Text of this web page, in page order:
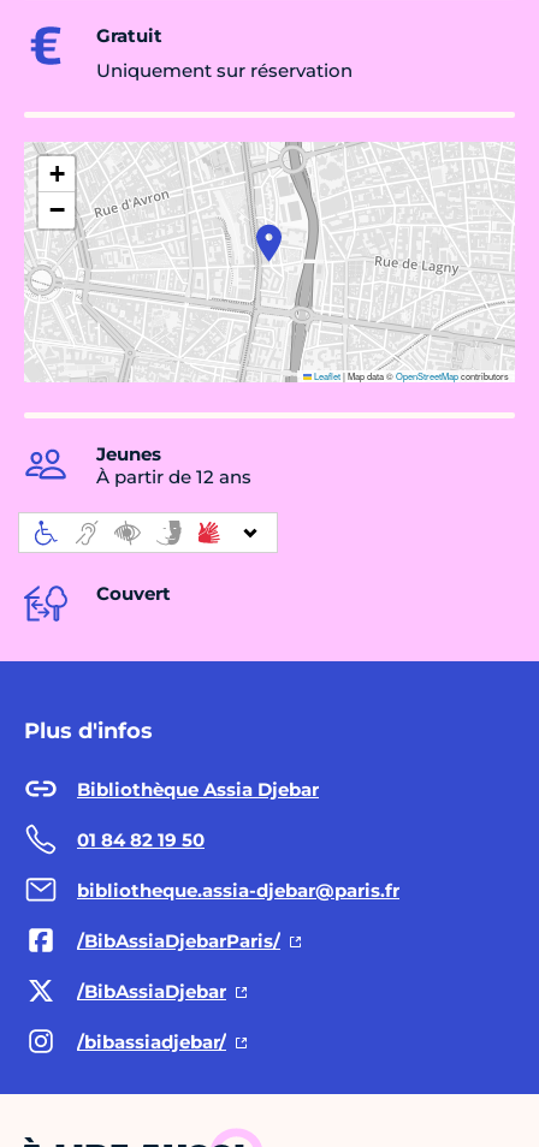
Gratuit
Uniquement sur réservation
+
−
Leaflet|Map data ©OpenStreetMapcontributors
Jeunes
À partir de 12 ans
Couvert
Plus d'infos
Bibliothèque Assia Djebar
01 84 82 19 50
bibliotheque.assia-djebar@paris.fr
/BibAssiaDjebarParis/
/BibAssiaDjebar
/bibassiadjebar/